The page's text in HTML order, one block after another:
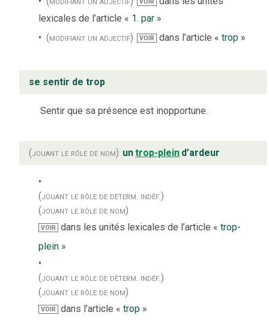
lexicales de l’article « 1. par »
(modifiant un adjectif)
VOIR dans l’article « trop»
se sentir de trop
Sentir que sa présence est inopportune.
(jouant le rôle de nom) untrop-plein d’ardeur
(jouant le rôle de déterm. indéf.)
(jouant le rôle de nom)
VOIR dans les unités lexicales de l’article «trop-
plein »
(jouant le rôle de déterm. indéf.)
(jouant le rôle de nom)
VOIR dans l’article «trop »